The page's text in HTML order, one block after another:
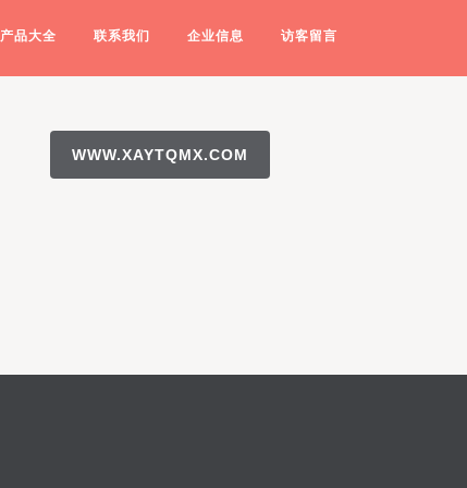
产品大全 联系我们 企业信息 访客留言
WWW.XAYTQMX.COM